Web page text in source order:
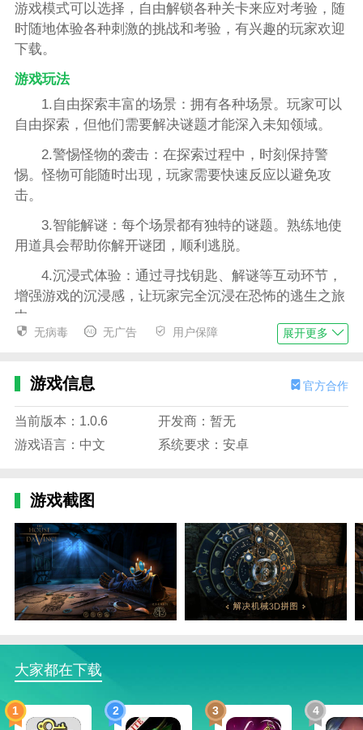
游戏模式可以选择，自由解锁各种关卡来应对考验，随
时随地体验各种刺激的挑战和考验，有兴趣的玩家欢迎
下载。
游戏玩法
1.自由探索丰富的场景：拥有各种场景。玩家可以
自由探索，但他们需要解决谜题才能深入未知领域。
2.警惕怪物的袭击：在探索过程中，时刻保持警
惕。怪物可能随时出现，玩家需要快速反应以避免攻
击。
3.智能解谜：每个场景都有独特的谜题。熟练地使
用道具会帮助你解开谜团，顺利逃脱。
4.沉浸式体验：通过寻找钥匙、解谜等互动环节，
增强游戏的沉浸感，让玩家完全沉浸在恐怖的逃生之旅
中。
1.惊险的逃生计划：在诡异的房子里，玩家需要根
据地图和线索制定逃生策略，体验心跳加速的快感。
2.终极恐怖氛围营造：黑暗色调与恐怖音乐相得益
彰，幽灵的突然袭击营造出强烈的沉浸感。
考验着玩家的智慧和勇气。玩家应该不断寻找线索并努
力寻找出路。
4.深度探索和发现：游戏鼓励玩家深入探索，揭开
隐藏的秘密，增强游戏的可玩性和探索的乐趣。
游戏优势
1.独特的地图挑战：每张地图都设计有独特的恐怖
2.激烈的逃离冒险：面对可怕的场景，玩家需要快
3.智慧解谜的乐趣：收集线索，运用推理和观察技
无病毒 无广告 用户保障 展开更多
游戏信息 官方合作
当前版本：1.0.6
开发商：暂无
游戏语言：中文
系统要求：安卓
游戏截图
大家都在下载
1 2 3 4